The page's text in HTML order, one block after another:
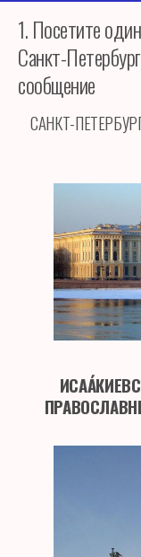
1. Посетите
Санкт-
сообщение
САНКТ-